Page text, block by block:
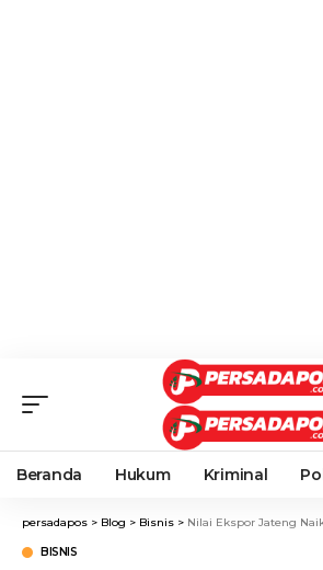
Beranda Hukum Kriminal
persadapos > Blog > Bisnis > Nilai Ekspor Jateng Naik 19,53
BISNIS